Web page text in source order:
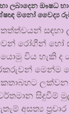
ලබාදෙන ඖෂධ
මනෝ වෛද්‍ය
සඳහා
රෝගීන් හෝ
විය හැකි ද
මෙන්ම
ලක්වන
සිදුවීම්
අසත්‍ය